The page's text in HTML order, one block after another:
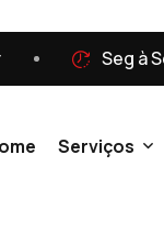
Seg à
Serviços